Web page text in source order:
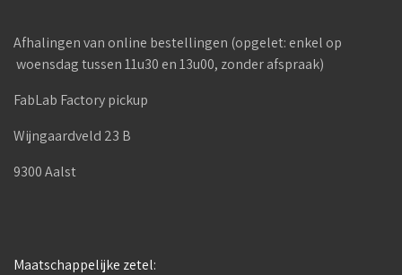
Afhalingen van online bestellingen (opgelet: enkel op
woensdag tussen 11u30 en 13u00, zonder afspraak)
FabLab Factory pickup
Wijngaardveld 23 B
9300 Aalst
Maatschappelijke zetel: